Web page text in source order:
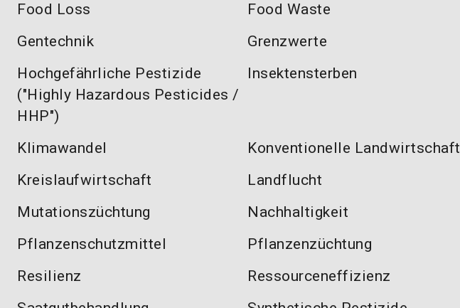
Food Loss
Food Waste
Gentechnik
Grenzwerte
Hochgefährliche Pestizide
("Highly Hazardous Pesticides /
HHP")
Insektensterben
Klimawandel Konventionelle Landwirtschaft
Kreislaufwirtschaft
Landflucht
Mutationszüchtung
Nachhaltigkeit
Pflanzenschutzmittel
Pflanzenzüchtung
Resilienz
Ressourceneffizienz